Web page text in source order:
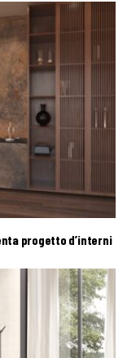
progetto d’interni